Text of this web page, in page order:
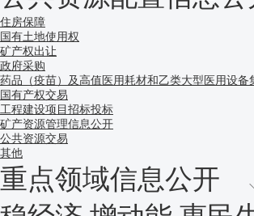
住房保障
国有土地使用权
矿产权出让
政府采购
药品（疫苗）及高值医用耗材和乙类大型医用设备
国有产权交易
工程建设项目招标投标
矿产资源管理信息公开
公共资源交易
其他
重点领域信息公开